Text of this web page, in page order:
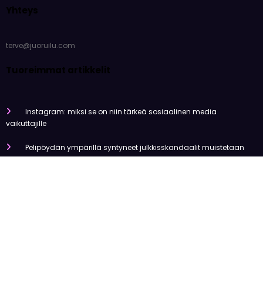
Yhteys
terve@juoruilu.com
Tuoreimmat artikkelit
Instagram: miksi se on niin tärkeä sosiaalinen media
vaikuttajille
Pelipöydän ympärillä syntyneet julkkisskandaalit muistetaan